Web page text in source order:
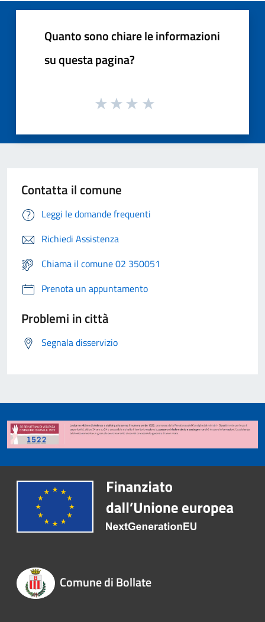
Quanto sono chiare le informazioni
su questa pagina?
Contatta il comune
Leggi le domande frequenti
Richiedi Assistenza
Chiama il comune 02 350051
Prenota un appuntamento
Problemi in città
Segnala disservizio
Comune di Bollate